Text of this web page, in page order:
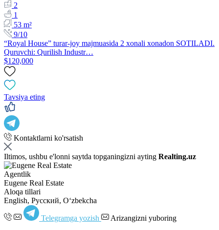
2
1
53 m²
9/10
​“Royal House” turar-joy majmuasida 2 xonali xonadon SOTILADI.
Quruvchi: Qurilish Industr…
$120,000
Tavsiya eting
Kontaktlarni ko'rsatish
Iltimos, ushbu e'lonni saytda topganingizni ayting Realting.uz
Agentlik
Eugene Real Estate
Aloqa tillari
English, Русский, Oʻzbekcha
Telegramga yozish Arizangizni yuboring